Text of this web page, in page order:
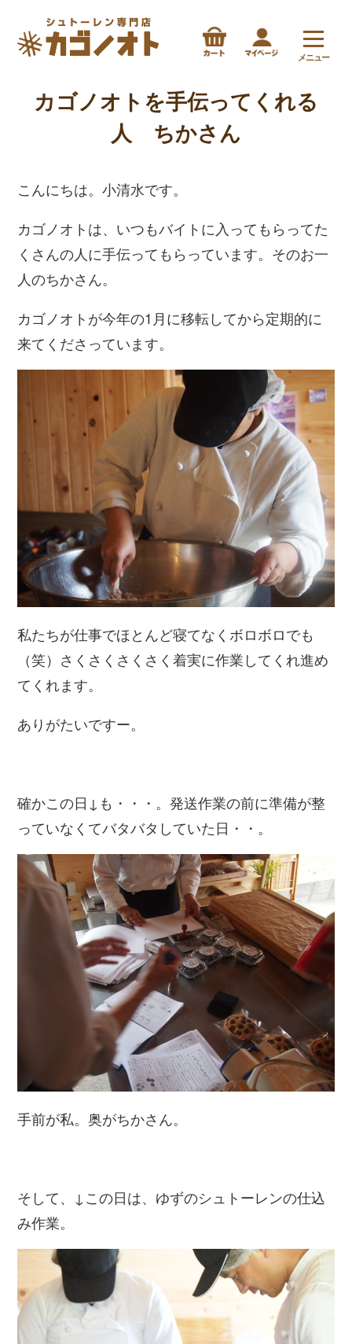
メニュー
カゴノオトを手伝ってくれる
人 ちかさん
こんにちは。小清水です。
カゴノオトは、いつもバイトに入ってもらってた
くさんの人に手伝ってもらっています。そのお一
人のちかさん。
カゴノオトが今年の1月に移転してから定期的に
来てくださっています。
私たちが仕事でほとんど寝てなくボロボロでも
（笑）さくさくさくさく着実に作業してくれ進め
てくれます。
ありがたいですー。
確かこの日↓も・・・。発送作業の前に準備が整
っていなくてバタバタしていた日・・。
手前が私。奥がちかさん。
そして、↓この日は、ゆずのシュトーレンの仕込
み作業。